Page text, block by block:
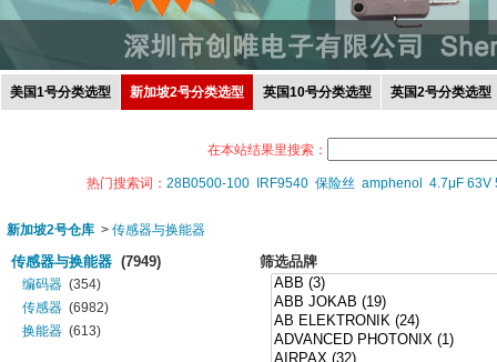
美国1号分类选型 新加坡2号分类选型 英国10号分类选型 英国2号分类选型
在本站结果里搜索：
热门搜索词： 28B0500-100 IRF9540 保险丝 amphenol 4.7μF 63V
新加坡2号仓库 > 传感器与换能器
传感器与换能器 (7949)
编码器 (354)
传感器 (6982)
换能器 (613)
筛选品牌